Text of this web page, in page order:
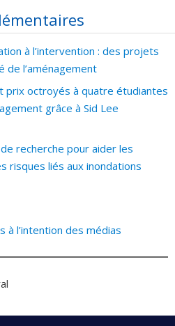
à l’intervention : des projets
de l’aménagement
prix octroyés à quatre étudiantes
grâce à Sid Lee
recherche pour aider les
risques liés aux inondations
l’intention des médias